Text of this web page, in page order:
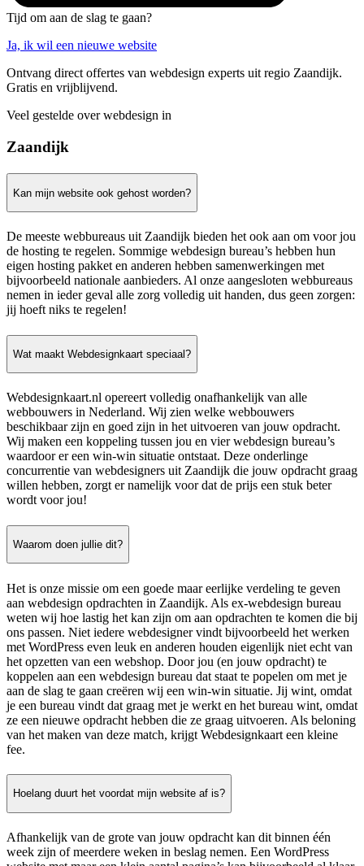
Tijd om aan de slag te gaan?
Ja, ik wil een nieuwe website
Ontvang direct offertes van webdesign experts uit regio Zaandijk.
Gratis en vrijblijvend.
Veel gestelde over webdesign in
Zaandijk
Kan mijn website ook gehost worden?
De meeste webbureaus uit Zaandijk bieden het ook aan om voor jou
de hosting te regelen. Sommige webdesign bureau’s hebben hun
eigen hosting pakket en anderen hebben samenwerkingen met
bijvoorbeeld nationale aanbieders. Al onze aangesloten webbureaus
nemen in ieder geval alle zorg volledig uit handen, dus geen zorgen:
jij hoeft niks te regelen!
Wat maakt Webdesignkaart speciaal?
Webdesignkaart.nl opereert volledig onafhankelijk van alle
webbouwers in Nederland. Wij zien welke webbouwers
beschikbaar zijn en goed zijn in het uitvoeren van jouw opdracht.
Wij maken een koppeling tussen jou en vier webdesign bureau’s
waardoor er een win-win situatie ontstaat. Deze onderlinge
concurrentie van webdesigners uit Zaandijk die jouw opdracht graag
willen hebben, zorgt er namelijk voor dat de prijs een stuk beter
wordt voor jou!
Waarom doen jullie dit?
Het is onze missie om een goede maar eerlijke verdeling te geven
aan webdesign opdrachten in Zaandijk. Als ex-webdesign bureau
weten wij hoe lastig het kan zijn om aan opdrachten te komen die bij
ons passen. Niet iedere webdesigner vindt bijvoorbeeld het werken
met WordPress even leuk en anderen houden eigenlijk niet echt van
het opzetten van een webshop. Door jou (en jouw opdracht) te
koppelen aan een webdesign bureau dat staat te popelen om met je
aan de slag te gaan creëren wij een win-win situatie. Jij wint, omdat
je een bureau vindt dat graag met je werkt en het bureau wint, omdat
ze een nieuwe opdracht hebben die ze graag uitvoeren. Als beloning
van het maken van deze match, krijgt Webdesignkaart een kleine
fee.
Hoelang duurt het voordat mijn website af is?
Afhankelijk van de grote van jouw opdracht kan dit binnen één
week zijn of meerdere weken in beslag nemen. Een WordPress